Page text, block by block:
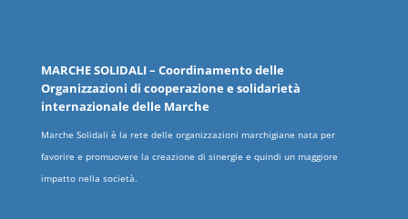
MARCHESOLIDALI– Coordinamento delle
Organizzazioni di cooperazione e solidarietà
internazionale delle Marche
Marche Solidali è la rete delle organizzazioni marchigiane nata per
favorire e promuovere la creazione di sinergie e quindi un maggiore
impatto nella società.